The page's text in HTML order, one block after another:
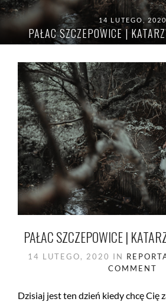
14 LUTEGO, 2020
PAŁAC SZCZEPOWICE |
PAŁAC SZCZEPOWICE |
14 LUTEGO, 2020 IN
COMMENT
Dzisiaj jest ten dzień kiedy chcę Cię